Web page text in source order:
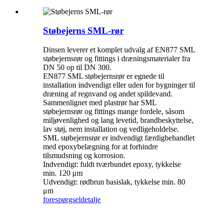
Støbejerns SML-rør
Dinsen leverer et komplet udvalg af EN877 SML
støbejernsrør og fittings i dræningsmaterialer fra
DN 50 op til DN 300.
EN877 SML støbejernsrør er egnede til
installation indvendigt eller uden for bygninger til
dræning af regnvand og andet spildevand.
Sammenlignet med plastrør har SML
støbejernsrør og fittings mange fordele, såsom
miljøvenlighed og lang levetid, brandbeskyttelse,
lav støj, nem installation og vedligeholdelse.
SML støbejernsrør er indvendigt færdigbehandlet
med epoxybelægning for at forhindre
tilsmudsning og korrosion.
Indvendigt: fuldt tværbundet epoxy, tykkelse
min. 120 μm
Udvendigt: rødbrun basislak, tykkelse min. 80
μm
forespørgseldetalje